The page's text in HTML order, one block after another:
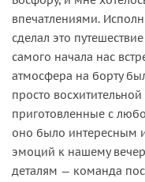
впечатлениями.
сделал это
самого начала нас
атмосфера на борту
просто
приготовленные с
оно было интересным
эмоций к нашему
деталям — команда